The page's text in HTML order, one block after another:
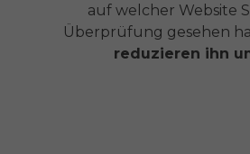
auf welcher Website
Überprüfung gesehen
reduzieren ihn